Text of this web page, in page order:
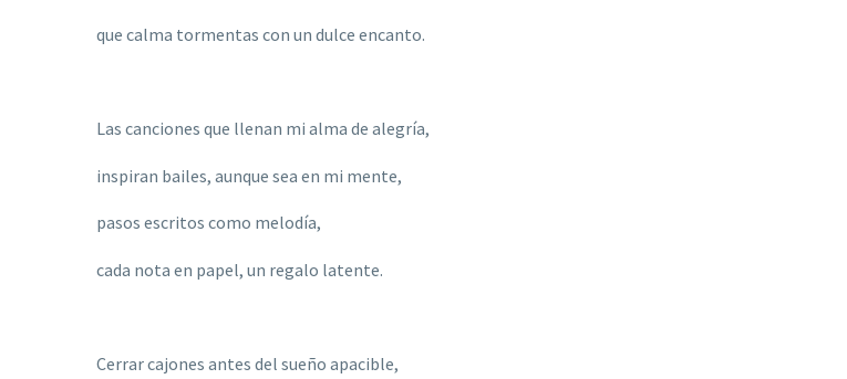
que calma tormentas con un dulce encanto.
Las canciones que llenan mi alma de alegría,
inspiran bailes, aunque sea en mi mente,
pasos escritos como melodía,
cada nota en papel, un regalo latente.
Cerrar cajones antes del sueño apacible,